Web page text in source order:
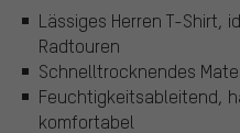
Lässiges Herren T-Shirt,
Radtouren
Schnelltrocknendes
Feuchtigkeitsableitend,
komfortabel